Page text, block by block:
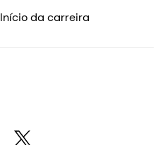
Início da carreira